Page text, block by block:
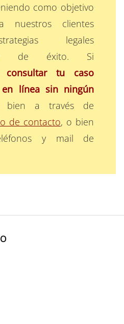
como objetivo
nuestros clientes
legales
y de éxito. Si
consultar tu caso
línea sin ningún
a través de
de contacto, o bien
y mail de